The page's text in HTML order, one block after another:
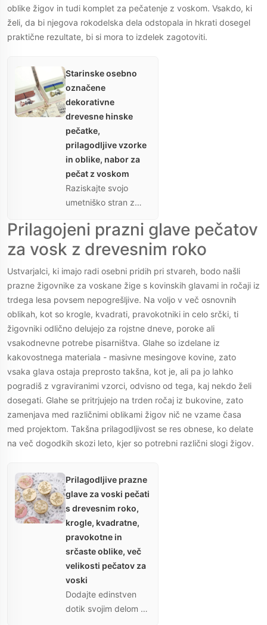
oblike žigov in tudi komplet za pečatenje z voskom. Vsakdo, ki
želi, da bi njegova rokodelska dela odstopala in hkrati dosegel
praktične rezultate, bi si mora to izdelek zagotoviti.
Starinske osebno
označene
dekorativne
drevesne hinske
pečatke,
prilagodljive vzorke
in oblike, nabor za
pečat z voskom
Raziskajte svojo
umetniško stran z
ekološko prijaznimi
pečati, idealnimi za
dotika vašim
projektom. Ustreza
za hinsko umetnost,
deljenje spominov,
izdelavo kartic in več.
Prilagojeni prazni glave pečatov
za vosk z drevesnim roko
Ustvarjalci, ki imajo radi osebni pridih pri stvareh, bodo našli
prazne žigovnike za voskane žige s kovinskih glavami in ročaji iz
trdega lesa povsem nepogrešljive. Na voljo v več osnovnih
oblikah, kot so krogle, kvadrati, pravokotniki in celo srčki, ti
žigovniki odlično delujejo za rojstne dneve, poroke ali
vsakodnevne potrebe pisarništva. Glahe so izdelane iz
kakovostnega materiala - masivne mesingove kovine, zato
vsaka glava ostaja preprosto takšna, kot je, ali pa jo lahko
pogradiš z vgraviranimi vzorci, odvisno od tega, kaj nekdo želi
dosegati. Glahe se pritrjujejo na trden ročaj iz bukovine, zato
zamenjava med različnimi oblikami žigov nič ne vzame časa
med projektom. Takšna prilagodljivost se res obnese, ko delate
na več dogodkih skozi leto, kjer so potrebni različni slogi žigov.
Prilagodljive prazne
glave za voski pečati
s drevesnim roko,
krogle, kvadratne,
pravokotne in
srčaste oblike, več
velikosti pečatov za
voski
Dodajte edinstven
dotik svojim delom s